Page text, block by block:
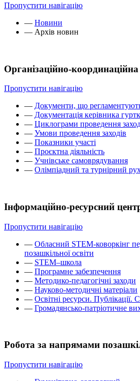
Пропустити навігацію
— Новини
— Архів новин
Організаційно-
Пропустити навігацію
— Документи, що
— Документація керівника
— Циклограми проведення
— Умови проведення заходів
— Показники участі
— Проєктна діяльність
— Учнівське самоврядування
— Олімпіадний та турнірний
Інформаційно-ресурсний
Пропустити навігацію
— Обласний STEM-коворкінг
позашкільної освіти
— STEM–школа
— Програмне забезпечення
— Методико-педагогічні заходи
— Науково-методичні матеріали
— Освітні ресурси. Публікації.
— Громадянсько-патріотичне
Робота за напрямами
Пропустити навігацію